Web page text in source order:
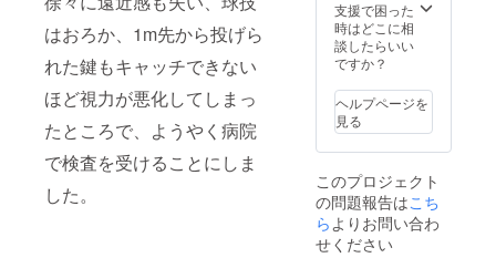
はおろか、1m先から投げら
れた鍵もキャッチできない
ほど視力が悪化してしまっ
たところで、ようやく病院
で検査を受けることにしま
した。
らか
ら】
https://
www.yo
om/cha
nnel/UC
nBB_K
YS31i9
EJzVw?
view_a
s=subs
criber
日取り
にご注
意くだ
さい。
メージ
や日時
はメー
ル等で
打ち合
わせさ
せてい
ただき
ださ
い。 ※
撮影イ
メージ
はメー
ル等で
事前に
打ち合
せてい
ただき
ます。
※撮影は
土日祝
諸費用
はご負
担くだ
さい。
場合
（公共
交通片
道2千円
は交通
費をご
負担い
ただく
ことに
支援で困った
時はどこに相
談したらいい
ですか？
ヘルプページを
見る
このプロジェクト
の問題報告はこち
ら よりお問い合わ
せください